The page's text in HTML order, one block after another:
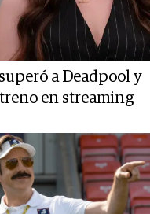
a Deadpool y
en streaming